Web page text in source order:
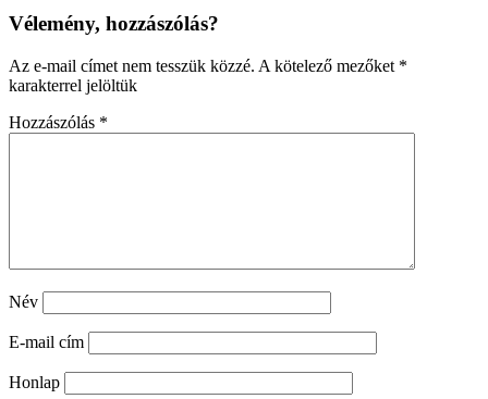
Vélemény, hozzászólás?
Az e-mail címet nem tesszük közzé. A kötelező mezőket *
karakterrel jelöltük
Hozzászólás *
Név
E-mail cím
Honlap